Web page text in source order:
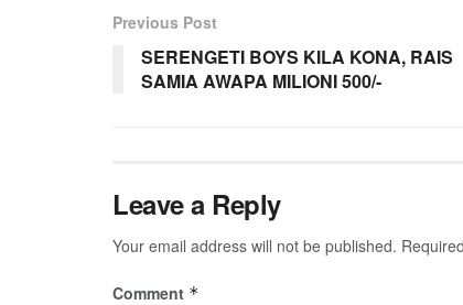
Previous Post
SERENGETI BOYS KILA KONA, RAIS
SAMIA AWAPA MILIONI 500/-
Leave a Reply
Your email address will not be published.
Comment *